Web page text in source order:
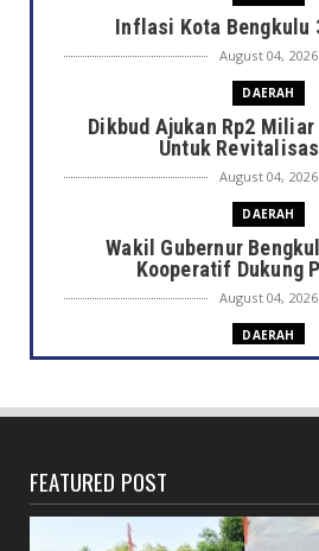
Inflasi Kota Bengkulu
August 04, 2026
DAERAH
Dikbud Ajukan Rp2
Untuk
August 04, 2026
DAERAH
Wakil Gubernur
Kooperatif Dukung
August 04, 2026
DAERAH
August 04, 2026
Dilantik Gubernur Helmi
Pimpinan Baznas
August 04, 2026
FEATURED POST